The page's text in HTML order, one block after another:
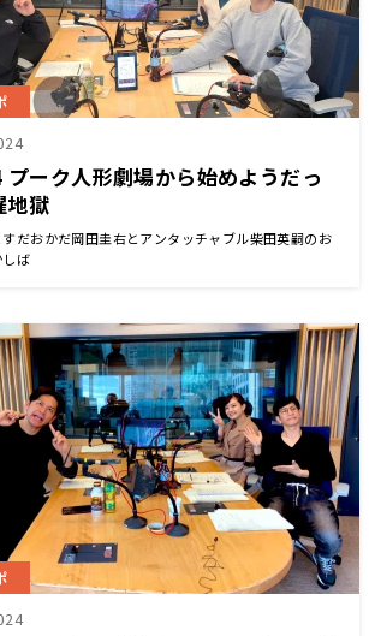
プーク人形劇場から始めようだっ
地獄
すだおかだ岡田圭右とアンタッチャブル柴田英嗣のお
しば